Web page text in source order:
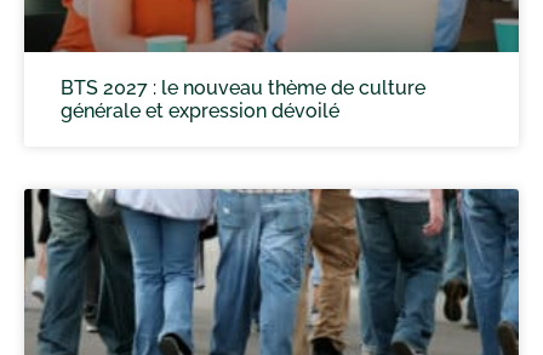
BTS 2027 : le nouveau thème de culture
générale et expression dévoilé